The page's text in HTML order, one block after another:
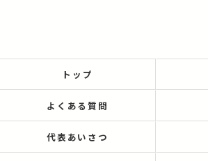
トップ
よくある質問
代表あいさつ